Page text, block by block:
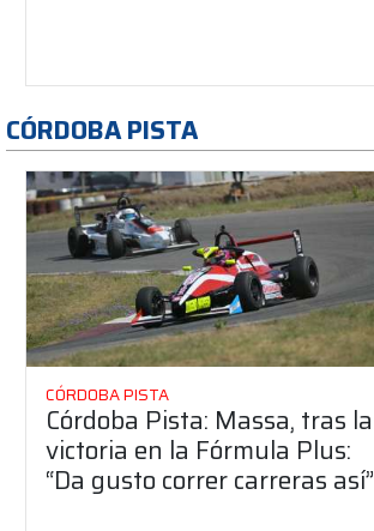
CÓRDOBA PISTA
CÓRDOBA PISTA
Córdoba Pista: Massa, tras la
victoria en la Fórmula Plus:
“Da gusto correr carreras así”